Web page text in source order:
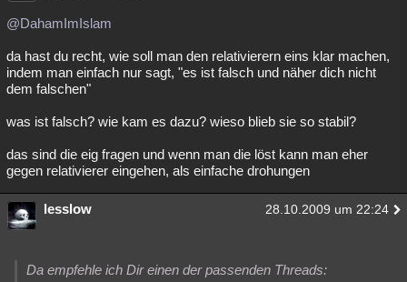
@DahamImIslam
da hast du recht, wie soll man den relativierern eins klar machen,
indem man einfach nur sagt, "es ist falsch und näher dich nicht
dem falschen"
was ist falsch? wie kam es dazu? wieso blieb sie so stabil?
das sind die eig fragen und wenn man die löst kann man eher
gegen relativierer eingehen, als einfache drohungen
lesslow 28.10.2009 um 22:24
Da empfehle ich Dir einen der passenden Threads: